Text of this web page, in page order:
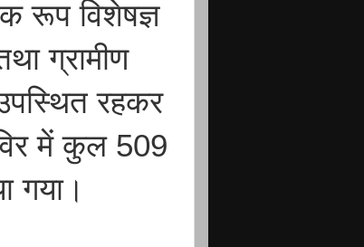
रूप विशेषज्ञ
ग्रामीण
रहकर
में कुल 509
गया।